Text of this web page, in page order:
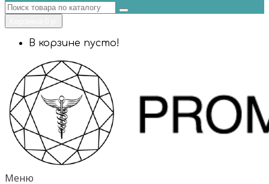
В корзине пусто!
Меню